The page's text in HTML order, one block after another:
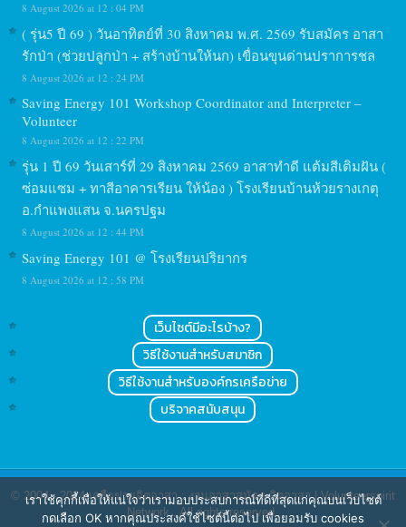
8 August 2026 at 12 : 04 PM
( รุ่น5 ปี 69 ) วันอาทิตย์ที่ 30 สิงหาคม พ.ศ. 2569 รับสมัคร อาสา
รักป่า (ช่วยปลูกป่า + สร้างบ้านให้นก) เขื่อนขุนด่านปราการชล
8 August 2026 at 12 : 24 PM
Saving Energy 101 Workshop Coordinator and Interpreter –
Volunteer
8 August 2026 at 12 : 22 PM
รุ่น 1 ปี 69 วันเสาร์ที่ 29 สิงหาคม 2569 อาสาทำดี แต้มสีเติมฝัน (
ซ่อมแซม + ทาสีอาคารเรียน ให้น้อง ) โรงเรียนบ้านห้วยรางเกตุ
อ.กำแพงแสน จ.นครปฐม
8 August 2026 at 12 : 44 PM
Saving Energy 101 @ โรงเรียนปริยากร
8 August 2026 at 12 : 58 PM
เว็บไซต์มีอะไรบ้าง?
วิธีใช้งานสำหรับสมาชิก
วิธีใช้งานสำหรับองค์กรเครือข่าย
บริจาคสนับสนุน
© 2004 - 2024เครือข่ายจิตอาสา : งานอาสาสมัคร จิตอาสา | Volunteerspirit
Network. All rights reserved.
เราใช้คุกกี้เพื่อให้แน่ใจว่าเรามอบประสบการณ์ที่ดีที่สุดแก่คุณบนเว็บไซต์
กดเลือก OK หากคุณประสงค์ใช้ไซต์นี้ต่อไป เพื่อยอมรับ cookies